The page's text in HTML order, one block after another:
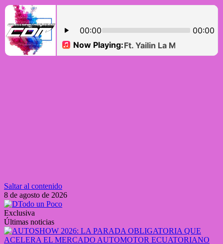
Saltar al contenido
8 de agosto de 2026
Exclusiva
Últimas noticias